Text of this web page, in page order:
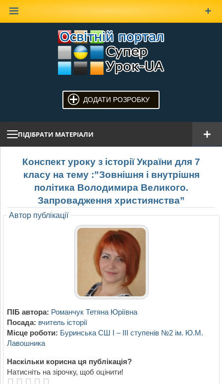
ДОДАТИ РОЗРОБКУ
ПІДІБРАТИ МАТЕРІАЛИ
Конспект уроку з історії України для 7
класу на тему :”Зовнішня і внутрішня
політика Володимира Великого.
Запровадження християнства”
Автор публікації
ПІБ автора: Романчук Тетяна Юріївна
Посада: вчитель історії
Місце роботи: Буринська СШ І – ІІІ ступенів №2 ім. Ю.М.
Лавошника
Наскільки корисна ця публікація?
Натисніть на зірочку, щоб оцінити!